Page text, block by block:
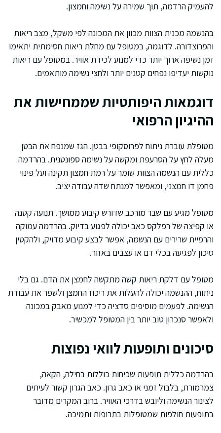
להעמיק הרדמה, תוך שמירה על נשימה וחמצון.
בהנשמה מכנית הצוות מכוון את המכונה לפי משקל, מצב ריאות
והפרוצדורה. לדוגמה, במטופל עם מחלת ריאות חסימתית יתאימו
זמן נשיפה ארוך יותר כדי למנוע לכידת אוויר. במטופל עם ריאות
נוקשות יעדיפו נפחים קטנים יותר ולחצי נשימה מותאמים.
דוגמאות היפותטיות שממחישות את
ההיגיון הרפואי
מטופלת עוברת ניתוח לפרוסקופי בבטן. הגז שמנפח את הבטן
מעלה לחץ על הסרעפת ומקשה על נשימה ספונטנית. בהרדמה
כללית עם הנשמה הצוות שומר על רמת חמצון תקינה ועל פינוי
פחמן דו חמצני, ומאפשר למנתח שדה עבודה יציב.
מטופל מגיע עם שבר מורכב שדורש קיבוע ממושך. תנועה קטנה
או קפיצה של רפלקס כאב יכולה לפגוע בדיוק. בהרדמה עמוקה
והרפיית שרירים עם הנשמה, אפשר לבצע קיבוע מדויק, ולהקטין
סיכון לפגיעה בכלי דם או עצבים באזור.
מטופל עם דלקת ריאות קשה מתקשה לחמצן את הדם. גם בלי
ניתוח, ההנשמה יכולה להעלות את ריכוז החמצן ולשפר את עבודת
הנשימה. לפעמים מוסיפים סדציה כדי למנוע מאבק במכונה
ולאפשר סנכרון טוב יותר בין המטופל למכשיר.
סיכונים ותופעות לוואי נפוצות
בהרדמה כללית תופעות שכיחות כוללות בחילה, הקאה,
צמרמורת, בלבול זמני או כאב גרון. כאב הגרון קשור לעיתים
לצינור הנשימה וליובש בדרכי האוויר. ברוב המקרים מדובר
בתופעות חולפות שמטופלות בתרופות ותמיכה.